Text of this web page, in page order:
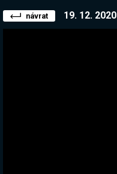
návrat 19. 12. 2020